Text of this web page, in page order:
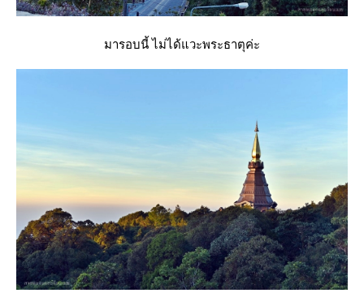
มารอบนี้ ไม่ได้แวะพระธาตุค่ะ